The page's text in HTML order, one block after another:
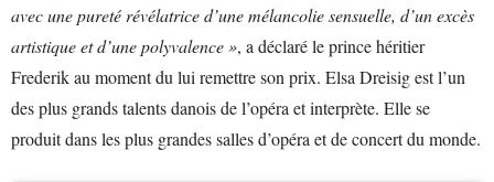
avec une pureté révélatrice d’une mélancolie sensuelle, d’un excès
artistique et d’une polyvalence », a déclaré le prince héritier
Frederik au moment du lui remettre son prix. Elsa Dreisig est l’un
des plus grands talents danois de l’opéra et interprète. Elle se
produit dans les plus grandes salles d’opéra et de concert du monde.